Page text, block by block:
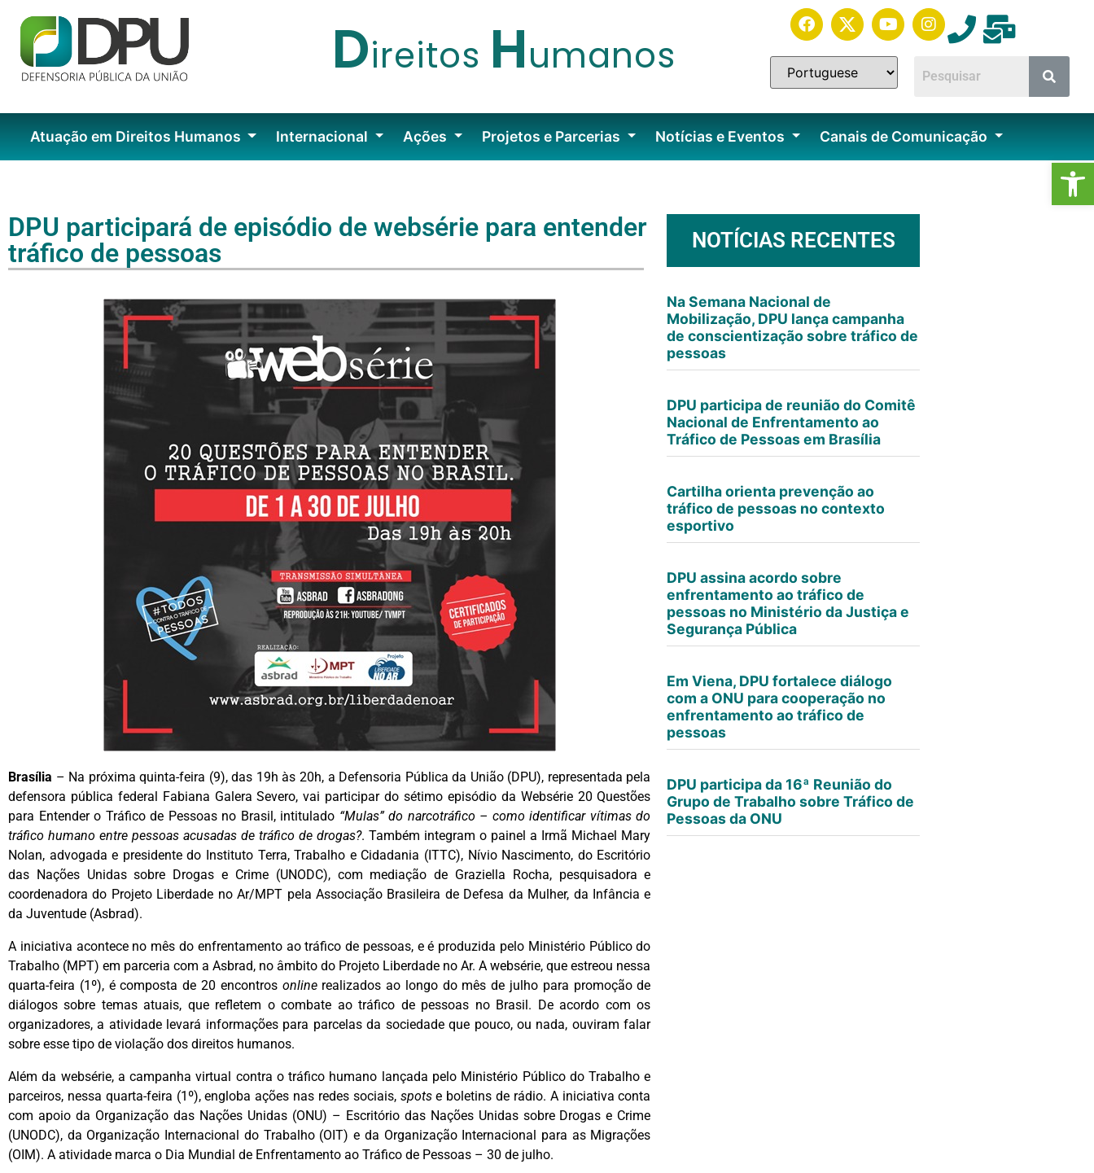
Direitos Humanos
Atuação em Direitos Humanos Internacional Ações Projetos e Parcerias Notícias e Eventos Canais de Comunicação
DPU participará de episódio de websérie para entender
tráfico de pessoas
Brasília – Na próxima quinta-feira (9), das 19h às 20h, a Defensoria Pública da União (DPU), representada pela
defensora pública federal Fabiana Galera Severo, vai participar do sétimo episódio da Websérie 20 Questões
para Entender o Tráfico de Pessoas no Brasil, intitulado “Mulas” do narcotráfico – como identificar vítimas do
tráfico humano entre pessoas acusadas de tráfico de drogas?. Também integram o painel a Irmã Michael Mary
Nolan, advogada e presidente do Instituto Terra, Trabalho e Cidadania (ITTC), Nívio Nascimento, do Escritório
das Nações Unidas sobre Drogas e Crime (UNODC), com mediação de Graziella Rocha, pesquisadora e
coordenadora do Projeto Liberdade no Ar/MPT pela Associação Brasileira de Defesa da Mulher, da Infância e
da Juventude (Asbrad).
A iniciativa acontece no mês do enfrentamento ao tráfico de pessoas, e é produzida pelo Ministério Público do
Trabalho (MPT) em parceria com a Asbrad, no âmbito do Projeto Liberdade no Ar. A websérie, que estreou nessa
quarta-feira (1º), é composta de 20 encontros onlinerealizados ao longo do mês de julho para promoção de
diálogos sobre temas atuais, que refletem o combate ao tráfico de pessoas no Brasil. De acordo com os
organizadores, a atividade levará informações para parcelas da sociedade que pouco, ou nada, ouviram falar
sobre esse tipo de violação dos direitos humanos.
Além da websérie, a campanha virtual contra o tráfico humano lançada pelo Ministério Público do Trabalho e
parceiros, nessa quarta-feira (1º), engloba ações nas redes sociais, spotse boletins de rádio. A iniciativa conta
com apoio da Organização das Nações Unidas (ONU) – Escritório das Nações Unidas sobre Drogas e Crime
(UNODC), da Organização Internacional do Trabalho (OIT) e da Organização Internacional para as Migrações
(OIM). A atividade marca o Dia Mundial de Enfrentamento ao Tráfico de Pessoas – 30 de julho.
NOTÍCIAS RECENTES
Na Semana Nacional de
Mobilização, DPU lança campanha
de conscientização sobre tráfico de
pessoas
DPU participa de reunião do Comitê
Nacional de Enfrentamento ao
Tráfico de Pessoas em Brasília
Cartilha orienta prevenção ao
tráfico de pessoas no contexto
esportivo
DPU assina acordo sobre
enfrentamento ao tráfico de
pessoas no Ministério da Justiça e
Segurança Pública
Em Viena, DPU fortalece diálogo
com a ONU para cooperação no
enfrentamento ao tráfico de
pessoas
DPU participa da 16ª Reunião do
Grupo de Trabalho sobre Tráfico de
Pessoas da ONU